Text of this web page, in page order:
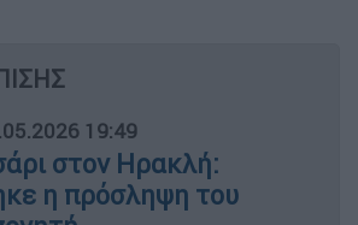
19:49
στον Ηρακλή:
η πρόσληψη του